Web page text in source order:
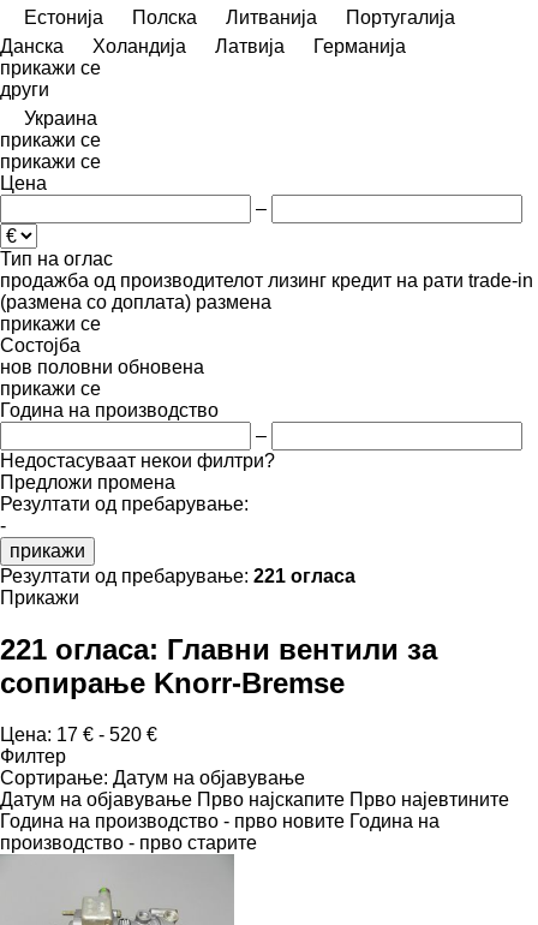
Естонија
Полска Литванија
Португалија
Данска
Холандија Латвија
Германија
прикажи се
други
Украина
прикажи се
прикажи се
Цена
–
Тип на оглас
продажба од производителот лизинг кредит на рати trade-in
(размена со доплата) размена
прикажи се
Состојба
нов половни обновена
прикажи се
Година на производство
–
Недостасуваат некои филтри?
Предложи промена
Резултати од пребарување:
-
прикажи
Резултати од пребарување: 221 огласа
Прикажи
221 огласа: Главни вентили за
сопирање Knorr-Bremse
Цена: 17 € - 520 €
Филтер
Сортирање: Датум на објавување
Датум на објавување Прво најскапите Прво најевтините
Година на производство - прво новите Година на
производство - прво старите